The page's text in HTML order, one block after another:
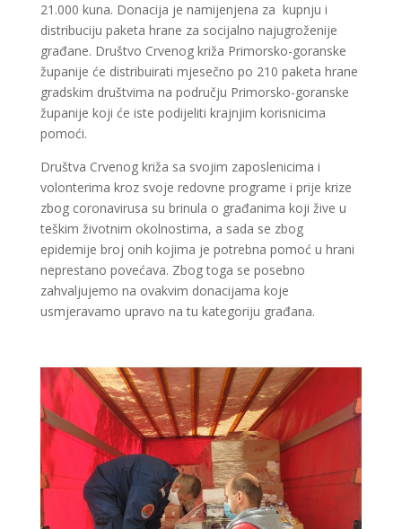
21.000 kuna. Donacija je namijenjena za kupnju i
distribuciju paketa hrane za socijalno najugroženije
građane. Društvo Crvenog križa Primorsko-goranske
županije će distribuirati mjesečno po 210 paketa hrane
gradskim društvima na području Primorsko-goranske
županije koji će iste podijeliti krajnjim korisnicima
pomoći.
Društva Crvenog križa sa svojim zaposlenicima i
volonterima kroz svoje redovne programe i prije krize
zbog coronavirusa su brinula o građanima koji žive u
teškim životnim okolnostima, a sada se zbog
epidemije broj onih kojima je potrebna pomoć u hrani
neprestano povećava. Zbog toga se posebno
zahvaljujemo na ovakvim donacijama koje
usmjeravamo upravo na tu kategoriju građana.